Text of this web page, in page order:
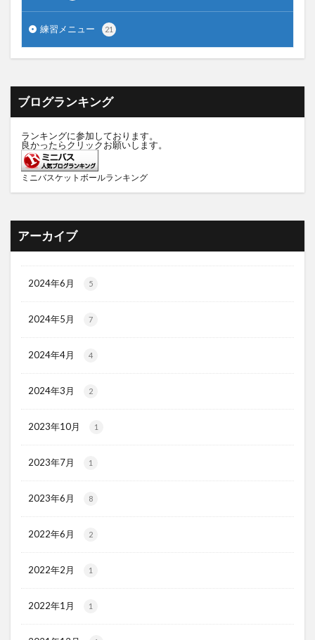
練習メニュー 21
ブログランキング
ランキングに参加しております。
良かったらクリックお願いします。
ミニバスケットボールランキング
アーカイブ
2024年6月 5
2024年5月 7
2024年4月 4
2024年3月 2
2023年10月 1
2023年7月 1
2023年6月 8
2022年6月 2
2022年2月 1
2022年1月 1